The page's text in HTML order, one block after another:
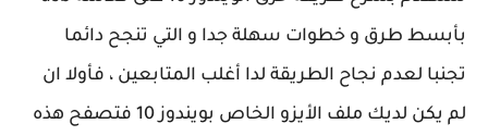
بأبسط طرق و خطوات سهلة جدا و التي تنجح دائما
تجنبا لعدم نجاح الطريقة لدا أغلب المتابعين ، فأولا ان
لم يكن لديك ملف الأيزو الخاص بويندوز 10 فتصفح هذه